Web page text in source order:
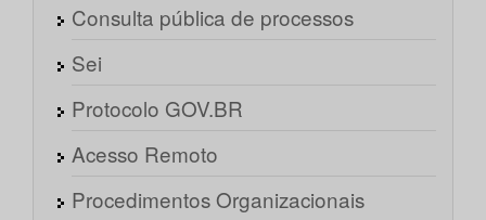
Consulta pública de processos
Sei
Protocolo GOV.BR
Acesso Remoto
Procedimentos Organizacionais